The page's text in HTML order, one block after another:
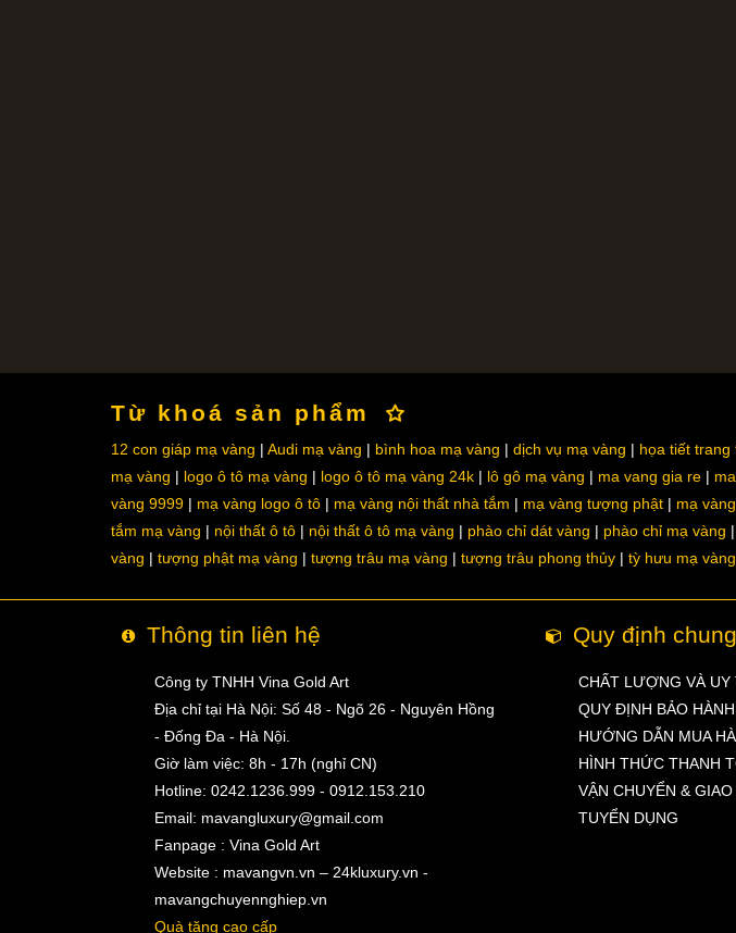
Từ khoá sản phẩm
12 con giáp mạ vàng Audi mạ vàng bình hoa mạ vàng dịch vụ mạ vàng họa tiết trang
mạ vàng
logo ô tô mạ vàng logo ô tô mạ vàng 24k lô gô mạ vàng ma vang gia re
vàng 9999
mạ vàng logo ô tô mạ vàng nội thất nhà tắm mạ vàng tượng phật mạ
tắm mạ vàng
nội thất ô tô nội thất ô tô mạ vàng phào chỉ dát vàng phào chỉ mạ vàng
vàng
tượng phật mạ vàng tượng trâu mạ vàng tượng trâu phong thủy tỳ hưu mạ vàng
Thông tin liên hệ
Công ty TNHH Vina Gold Art
Địa chỉ tại Hà Nội: Số 48 - Ngõ 26 - Nguyên Hồng
- Đống Đa - Hà Nội.
Giờ làm việc: 8h - 17h (nghỉ CN)
Hotline: 0242.1236.999 - 0912.153.210
Email: mavangluxury@gmail.com
Fanpage : Vina Gold Art
Website : mavangvn.vn – 24kluxury.vn -
mavangchuyennghiep.vn
Quà tặng cao cấp
Quy định chung
CHẤT LƯỢNG VÀ UY
QUY ĐỊNH BẢO HÀNH
HƯỚNG DẪN MUA
HÌNH THỨC THANH
VẬN CHUYỂN & GIAO
TUYỂN DỤNG